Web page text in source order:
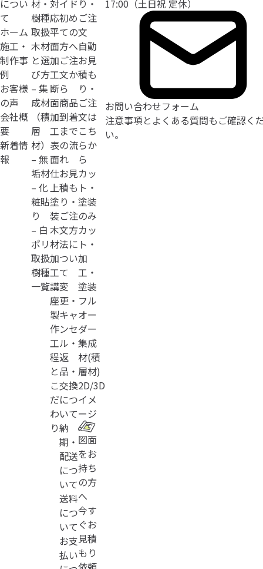
につい
て
ホーム
施工・
制作事
例
お客様
の声
会社概
要
新着情
報
材・
樹種
取扱
木材
と選
び方
– 集
成材
（積
層
材）
– 無
垢材
– 化
粧貼
り
– 白
ポリ
取扱
樹種
一覧
対
応
平
面
加
工
断
面
加
工
表
面
仕
上
塗
装
木
材
加
工
講
座
製
作
工
程
と
こ
だ
わ
り
イド
初め
ての
方へ
ご注
文か
ら
商品
到着
まで
の流
れ
お見
積も
り・
ご注
文方
法に
つい
て
変
更・
キャ
ンセ
ル・
返
品・
交換
につ
いて
納
期・
配送
につ
いて
送料
につ
いて
お支
払い
り・
ご注
文
自動
お見
積も
り・
ご注
文は
こち
らか
ら
カッ
ト・
塗装
のみ
カッ
ト・
加
工・
塗装
フル
オー
ダー
集成
材(積
層材)
2D/3D
イメ
ージ
図面
をお
持ち
の方
へ
今す
ぐお
見積
もり
17:00（土日祝 定休）
お問い合わせフォーム
注意事項とよくある質問もご確認く
い。